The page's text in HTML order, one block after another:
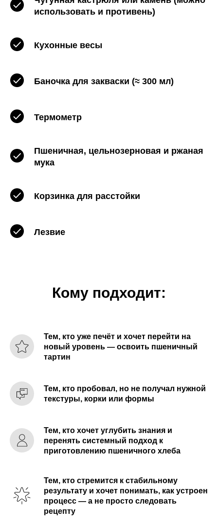
использовать и противень)
Кухонные весы
Баночка для закваски (≈ 300 мл)
Термометр
Пшеничная, цельнозерновая и ржаная
мука
Корзинка для расстойки
Лезвие
Кому подходит:
Тем, кто уже печёт и хочет перейти на
новый уровень — освоить пшеничный
тартин
Тем, кто пробовал, но не получал нужной
текстуры, корки или формы
Тем, кто хочет углубить знания и
перенять системный подход к
приготовлению пшеничного хлеба
Тем, кто стремится к стабильному
результату и хочет понимать, как устроен
процесс — а не просто следовать
рецепту